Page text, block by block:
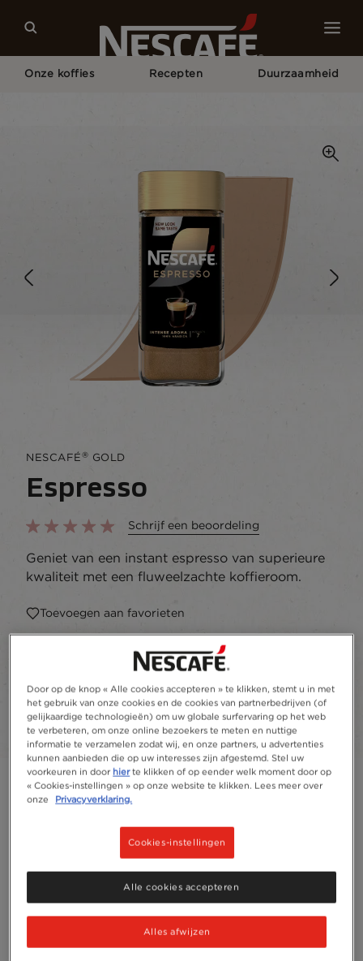
Onze koffies Recepten Duurzaamheid
NESCAFÉ® GOLD
Espresso
Schrijf een beoordeling
Geniet van een instant espresso van superieure
kwaliteit met een fluweelzachte koffieroom.
Toevoegen aan favorieten
Recycleren
Door op de knop « Alle cookies accepteren » te klikken, stemt u in met
het gebruik van onze cookies en de cookies van partnerbedrijven (of
gelijkaardige technologieën) om uw globale surfervaring op het web
te verbeteren, om onze online bezoekers te meten en nuttige
informatie te verzamelen zodat wij, en onze partners, u advertenties
kunnen aanbieden die op uw interesses zijn afgestemd. Stel uw
voorkeuren in door hierte klikken of op eender welk moment door op
« Cookies-instellingen » op onze website te klikken. Lees meer over
onze
Privacyverklaring.
Cookies-instellingen
Alles afwijzen
Alle cookies accepteren